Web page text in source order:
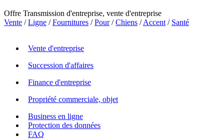
Offre Transmission d'entreprise, vente d'entreprise
Vente /Ligne /Fournitures /Pour/Chiens /Accent / Santé
Vente d'entreprise
Succession d'affaires
Finance d'entreprise
Propriété commerciale, objet
Business en ligne
Protection des données
FAQ